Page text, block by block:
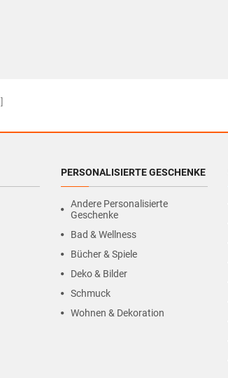
PERSONALISIERTE GESCHENKE
Andere Personalisierte
Geschenke
Bad & Wellness
Bücher & Spiele
Deko & Bilder
Schmuck
Wohnen & Dekoration